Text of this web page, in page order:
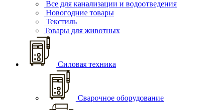
Все для канализации и водоотведения
Новогодние товары
Текстиль
Товары для животных
Силовая техника
Сварочное оборудование